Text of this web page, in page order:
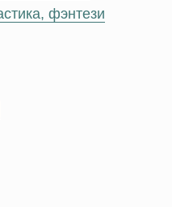
фэнтези